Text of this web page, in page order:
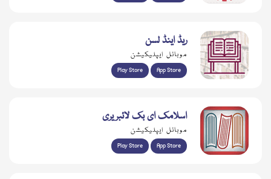
ریڈ اینڈ لسن
موبائل ایپلیکیشن
Play Store App Store
اسلامک ای بک لائبریری
موبائل ایپلیکیشن
Play Store App Store